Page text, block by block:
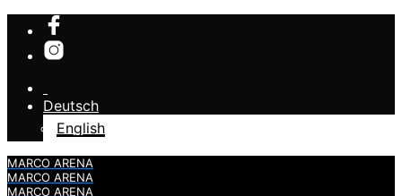
Deutsch
English
MARCO ARENA
MARCO ARENA
MARCO ARENA